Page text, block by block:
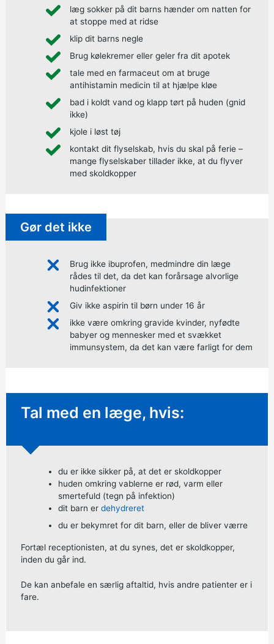
læg sokker på dit barns hænder om natten for
at stoppe med at ridse
klip dit barns negle
Brug kølekremer eller geler fra dit apotek
tale med en farmaceut om at bruge
antihistamin medicin til at hjælpe kløe
bad i koldt vand og klapp tørt på huden (gnid
ikke)
kjole i løst tøj
kontakt dit flyselskab, hvis du skal på ferie –
mange flyselskaber tillader ikke, at du flyver
med skoldkopper
Gør det ikke
Brug ikke ibuprofen, medmindre din læge
rådes til det, da det kan forårsage alvorlige
hudinfektioner
Giv ikke aspirin til børn under 16 år
ikke være omkring gravide kvinder, nyfødte
babyer og mennesker med et svækket
immunsystem, da det kan være farligt for dem
Ikke-presserende råd:
Tal med en læge, hvis:
du er ikke sikker på, at det er skoldkopper
huden omkring vablerne er rød, varm eller
smertefuld (tegn på infektion)
dit barn er dehydreret
du er bekymret for dit barn, eller de bliver værre
Fortæl receptionisten, at du synes, det er skoldkopper,
inden du går ind.
De kan anbefale en særlig aftaltid, hvis andre patienter er i
fare.